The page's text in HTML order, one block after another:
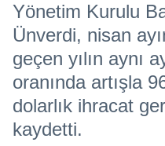
Yönetim Kurulu
Ünverdi, nisan
geçen yılın aynı
oranında artışla
dolarlık ihracat
kaydetti.